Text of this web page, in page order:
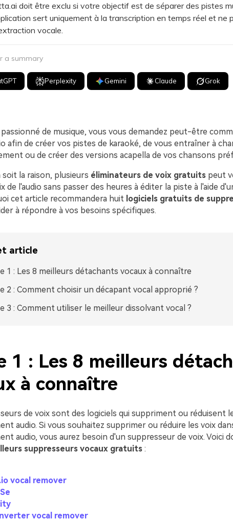
doit être exclu si votre objectif est de séparer des pistes
sert uniquement à la transcription en temps réel et ne
vocale.
a summary
Perplexity Gemini Claude Grok
de musique, vous vous demandez peut-être
afin de créer vos pistes de karaoké, de vous entraîner à
ou de créer des versions acapella de vos chansons
soit la raison, plusieurs éliminateurs de voix gratuits peut
de l'audio sans passer des heures à éditer la piste à l'aide
cet article recommandera huit logiciels gratuits de
à répondre à vos besoins spécifiques.
article
1 : Les 8 meilleurs détachants vocaux à connaître
2 : Comment choisir un décapant vocal approprié ?
3 : Comment utiliser le meilleur dissolvant vocal ?
1 : Les 8 meilleurs
à connaître
de voix sont des logiciels qui suppriment ou réduisent
audio. Si vous souhaitez supprimer ou réduire les voix
audio, vous aurez besoin d'un suppresseur de voix. Voici
suppresseurs vocaux gratuits:
vocal remover
vocal remover